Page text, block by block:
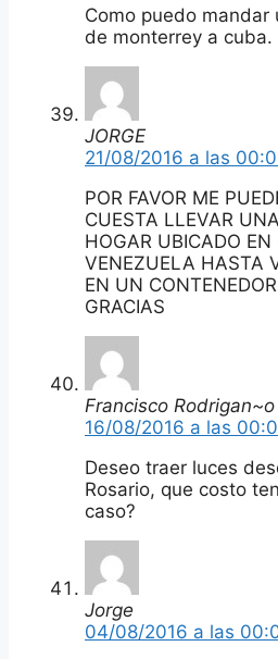
Como puedo mandar
de monterrey a cuba.
JORGE
21/08/2016 a las
POR FAVOR ME
CUESTA LLEVAR
HOGAR UBICADO EN
VENEZUELA HASTA
EN UN
GRACIAS
Francisco Rodrigan~o
16/08/2016 a las
Deseo traer luces
Rosario, que costo
caso?
Jorge
04/08/2016 a las